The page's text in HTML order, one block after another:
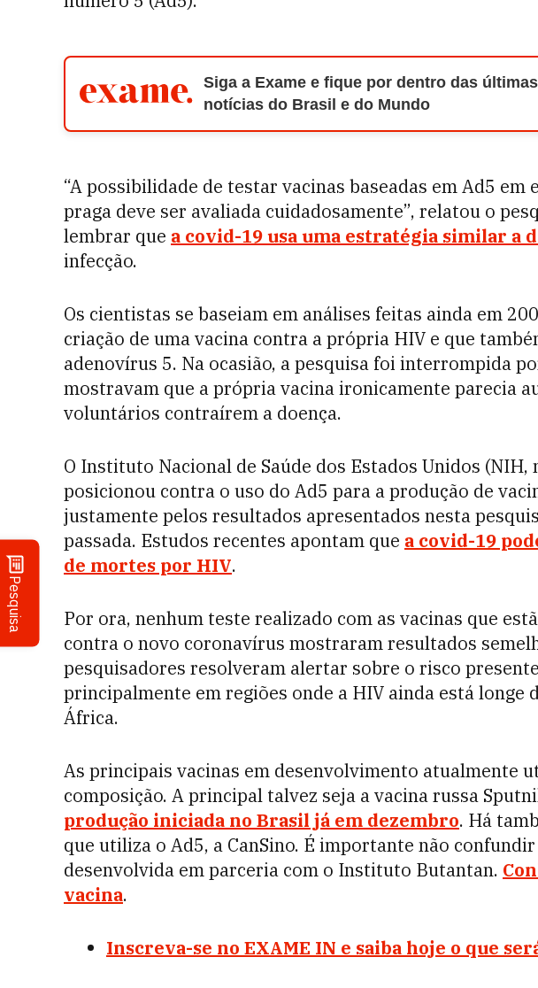
Pesquisa
Siga a Exame e fique por dentro das últimas
notícias do Brasil e do Mundo
“A possibilidade de testar vacinas baseadas em Ad5 em
praga deve ser avaliada cuidadosamente”, relatou o
lembrar que a covid-19 usa uma estratégia similar a
infecção.
Os cientistas se baseiam em análises feitas ainda em
criação de uma vacina contra a própria HIV e que
adenovírus 5. Na ocasião, a pesquisa foi interrompida
mostravam que a própria vacina ironicamente parecia
voluntários contraírem a doença.
O Instituto Nacional de Saúde dos Estados Unidos (NIH,
posicionou contra o uso do Ad5 para a produção de
justamente pelos resultados apresentados nesta
passada. Estudos recentes apontam que a covid-19
de mortes por HIV.
Por ora, nenhum teste realizado com as vacinas que
contra o novo coronavírus mostraram resultados
pesquisadores resolveram alertar sobre o risco
principalmente em regiões onde a HIV ainda está longe
África.
As principais vacinas em desenvolvimento atualmente
composição. A principal talvez seja a vacina russa
produção iniciada no Brasil já em dezembro. Há
que utiliza o Ad5, a CanSino. É importante não confundir
desenvolvida em parceria com o Instituto Butantan.
vacina.
Inscreva-se no EXAME IN e saiba hoje o que